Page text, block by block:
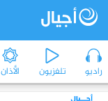
راديو تلفزيون الأذان